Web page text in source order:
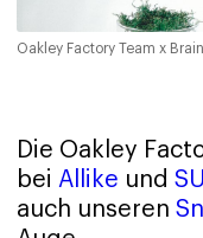
Oakley Factory Team x
Die Oakley
bei Allike und
auch unseren